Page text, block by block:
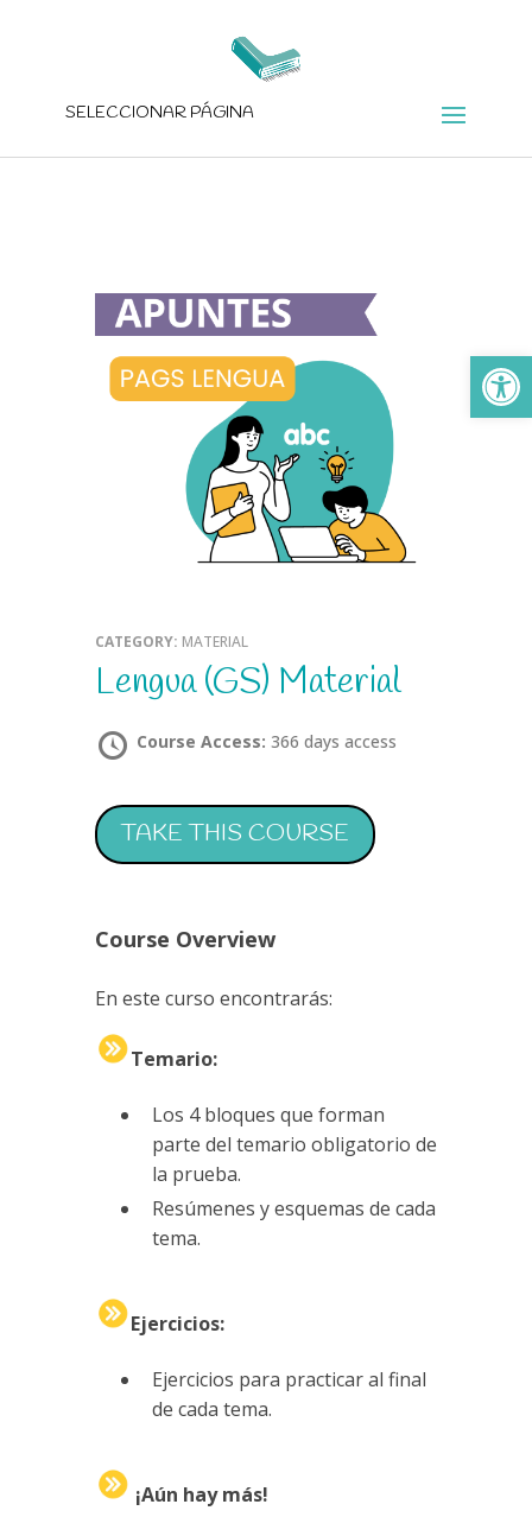
SELECCIONAR PÁGINA
CATEGORY: MATERIAL
Lengua (GS) Material
Course Access: 366 days access
TAKE THIS COURSE
Course Overview
En este curso encontrarás:
Temario:
Los 4 bloques que forman
parte del temario obligatorio de
la prueba.
Resúmenes y esquemas de cada
tema.
Ejercicios:
Ejercicios para practicar al final
de cada tema.
¡Aún hay más!